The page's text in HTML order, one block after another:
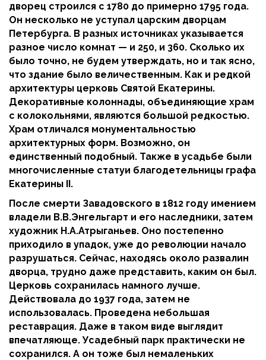
дворец строился с 1780 до примерно 1795 года.
Он несколько не уступал царским дворцам
Петербурга. В разных источниках указывается
разное число комнат — и 250, и 360. Сколько их
было точно, не будем утверждать, но и так ясно,
что здание было величественным. Как и редкой
архитектуры церковь Святой Екатерины.
Декоративные колоннады, объединяющие храм
с колокольнями, являются большой редкостью.
Храм отличался монументальностью
архитектурных форм. Возможно, он
единственный подобный. Также в усадьбе были
многочисленные статуи благодетельницы графа
Екатерины II.
После смерти Завадовского в 1812 году имением
владели В.В.Энгельгарт и его наследники, затем
художник Н.А.Атрыганьев. Оно постепенно
приходило в упадок, уже до революции начало
разрушаться. Сейчас, находясь около развалин
дворца, трудно даже представить, каким он был.
Церковь сохранилась намного лучше.
Действовала до 1937 года, затем не
использовалась. Проведена небольшая
реставрация. Даже в таком виде выглядит
впечатляюще. Усадебный парк практически не
сохранился. А он тоже был немаленьких